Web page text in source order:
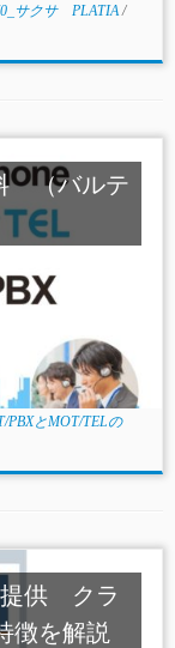
サクサ PLATIA/
（バルテ
PBXとMOT/TELの
供 クラ
徴を解説